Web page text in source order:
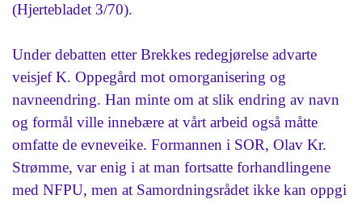
(Hjertebladet 3/70).
Under debatten etter Brekkes redegjørelse advarte
veisjef K. Oppegård mot omorganisering og
navneendring. Han minte om at slik endring av navn
og formål ville innebære at vårt arbeid også måtte
omfatte de evneveike. Formannen i SOR, Olav Kr.
Strømme, var enig i at man fortsatte forhandlingene
med NFPU, men at Samordningsrådet ikke kan oppgi